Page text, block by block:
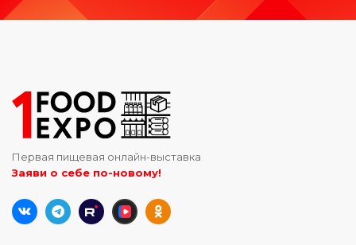
Первая пищевая онлайн-выставка
Заяви о себе по-новому!